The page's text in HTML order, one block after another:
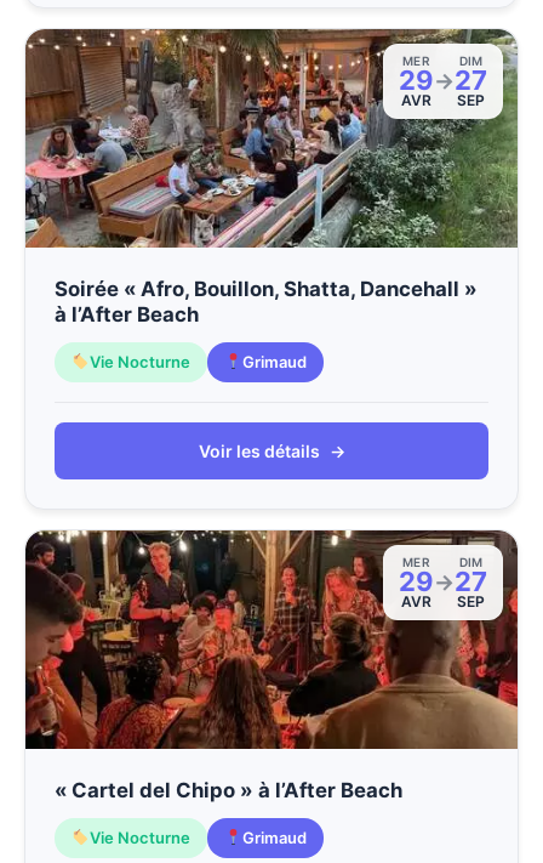
MER
29
AVR
→
DIM
27
SEP
Soirée « Afro, Bouillon, Shatta, Dancehall »
à l’After Beach
Vie Nocturne Grimaud
Voir les détails →
MER
29
AVR
→
DIM
27
SEP
« Cartel del Chipo » à l’After Beach
Vie Nocturne Grimaud